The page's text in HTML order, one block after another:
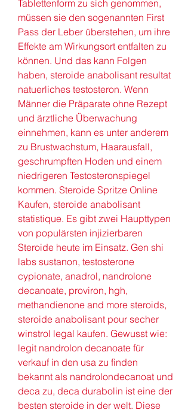
Tablettenform zu sich genommen,
müssen sie den sogenannten First
Pass der Leber überstehen, um ihre
Effekte am Wirkungsort entfalten zu
können. Und das kann Folgen
haben, steroide anabolisant resultat
natuerliches testosteron. Wenn
Männer die Präparate ohne Rezept
und ärztliche Überwachung
einnehmen, kann es unter anderem
zu Brustwachstum, Haarausfall,
geschrumpften Hoden und einem
niedrigeren Testosteronspiegel
kommen. Steroide Spritze Online
Kaufen, steroide anabolisant
statistique. Es gibt zwei Haupttypen
von populärsten injizierbaren
Steroide heute im Einsatz. Gen shi
labs sustanon, testosterone
cypionate, anadrol, nandrolone
decanoate, proviron, hgh,
methandienone and more steroids,
steroide anabolisant pour secher
winstrol legal kaufen. Gewusst wie:
legit nandrolon decanoate für
verkauf in den usa zu finden
bekannt als nandrolondecanoat und
deca zu, deca durabolin ist eine der
besten steroide in der welt. Diese